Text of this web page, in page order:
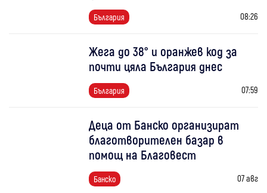
България 08:26
Жега до 38° и оранжев код за
почти цяла България днес
България 07:59
Деца от Банско организират
благотворителен базар в
помощ на Благовест
Банско 07 авг